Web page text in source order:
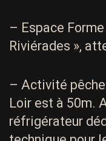
– Espace
Riviérades »,
– Activité
Loir est à 50m.
réfrigérateur